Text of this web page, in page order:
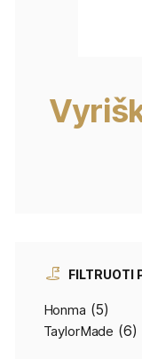
FILTRUOTI
Honma (5)
TaylorMade (6)